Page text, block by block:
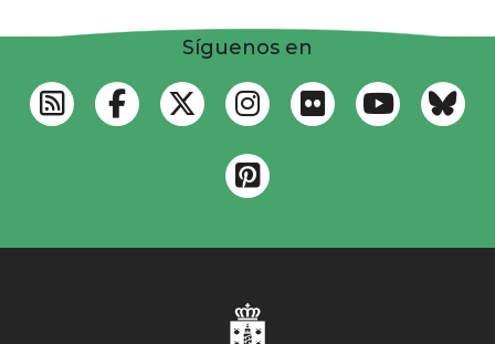
Síguenos en